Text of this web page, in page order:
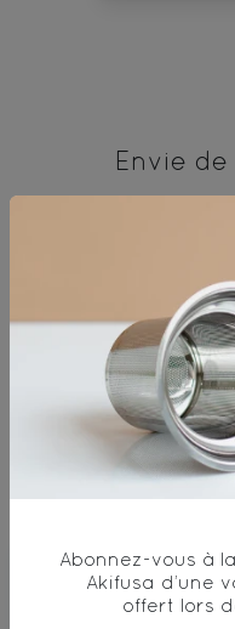
Envie
Terrible
Bad
3
OK
4
Good
5
Abonnez-vous à
Akifusa d’une
offert lors